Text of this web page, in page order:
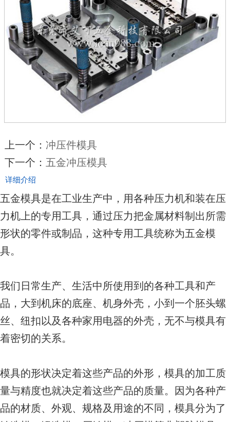
上一个： 冲压件模具
下一个： 五金冲压模具
详细介绍
五金模具是在工业生产中，用各种压力机和装在压
力机上的专用工具，通过压力把金属材料制出所需
形状的零件或制品，这种专用工具统称为五金模
具。
我们日常生产、生活中所使用到的各种工具和产
品，大到机床的底座、机身外壳，小到一个胚头螺
丝、纽扣以及各种家用电器的外壳，无不与模具有
着密切的关系。
模具的形状决定着这些产品的外形，模具的加工质
量与精度也就决定着这些产品的质量。因为各种产
品的材质、外观、规格及用途的不同，模具分为了